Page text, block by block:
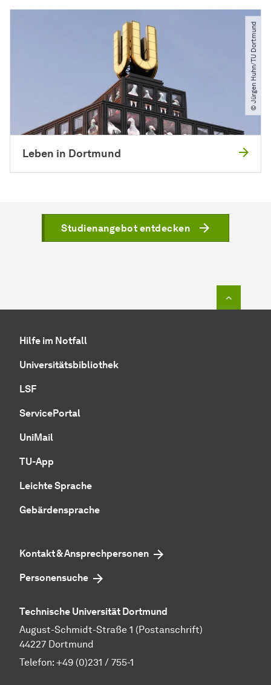
© Jürgen Huhn​/​TU Dortmund
Leben in Dortmund
Studienangebot entdecken
Hilfe im Notfall
Universitätsbibliothek
LSF
ServicePortal
UniMail
TU-App
Leichte Sprache
Gebärdensprache
Kontakt & Ansprechpersonen
Personensuche
Technische Universität Dortmund
August-Schmidt-Straße 1 (Postanschrift)
44227 Dortmund
Telefon: +49 (0)231 / 755-1